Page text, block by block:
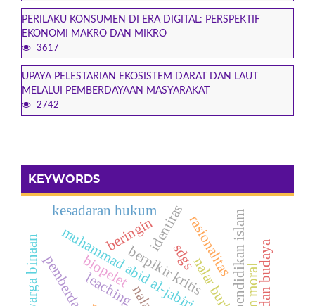
PERILAKU KONSUMEN DI ERA DIGITAL: PERSPEKTIF
EKONOMI MAKRO DAN MIKRO
3617
UPAYA PELESTARIAN EKOSISTEM DARAT DAN LAUT
MELALUI PEMBERDAYAAN MASYARAKAT
2742
KEYWORDS
rasionalitas
muhammad abid al-jabiri pendidikan islam
berpikir kritis
beringin
sdgs
identitas
warga binaan
kesadaran hukum
biopelet
leaching